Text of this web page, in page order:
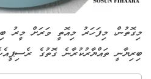
މިގޮތުން، މިފަހަރު މިއޮތީ ވަރަށް މީރު
ބިރިޔާނީ ތައްޔާރުކުރާނެ ގޮތުގެ